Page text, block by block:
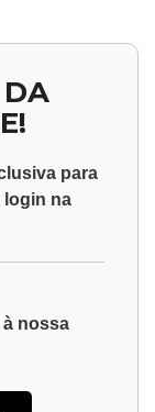
para
login na
nossa